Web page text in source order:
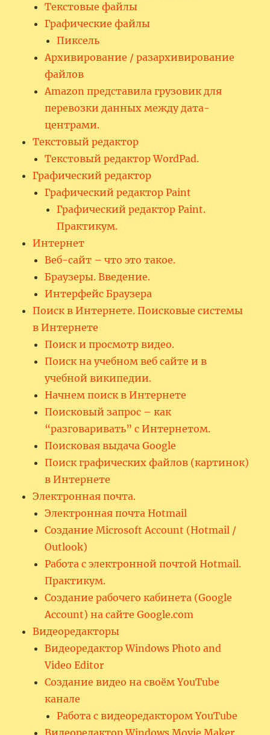
Текстовые файлы
Графические файлы
Пиксель
Архивирование / разархивирование
файлов
Amazon представила грузовик для
перевозки данных между дата-
центрами.
Текстовый редактор
Текстовый редактор WordPad.
Графический редактор
Графический редактор Paint
Графический редактор Paint.
Практикум.
Интернет
Веб-сайт – что это такое.
Браузеры. Введение.
Интерфейс Браузера
Поиск в Интернете. Поисковые системы
в Интернете
Поиск и просмотр видео.
Поиск на учебном веб сайте и в
учебной википедии.
Начнем поиск в Интернете
Поисковый запрос – как
“разговаривать” с Интернетом.
Поисковая выдача Google
Поиск графических файлов (картинок)
в Интернете
Электронная почта.
Электронная почта Hotmail
Создание Microsoft Account (Hotmail /
Outlook)
Работа с электронной почтой Hotmail.
Практикум.
Создание рабочего кабинета (Google
Account) на сайте Google.com
Видеоредакторы
Видеоредактор Windows Photo and
Video Editor
Создание видео на своём YouTube
канале
Работа с видеоредактором YouTube